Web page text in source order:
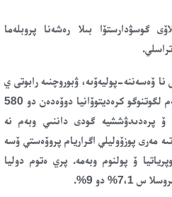
گلاۆى گوسۋدارستۆا بىلا رەشەنا پروبلەما
نا ۆەسەننە-پوليەۆىە، ۋبوروچنىە رابوتى ي
لگوتنوگو كرەديتوۆانيا
دوۆەدەن دو 580
پرەدىدۋششيە گودى داننىي وبەم نە
ۆسە
ۆ پولنوم وبەمە. پري ەتوم دوليا
دو 9%.